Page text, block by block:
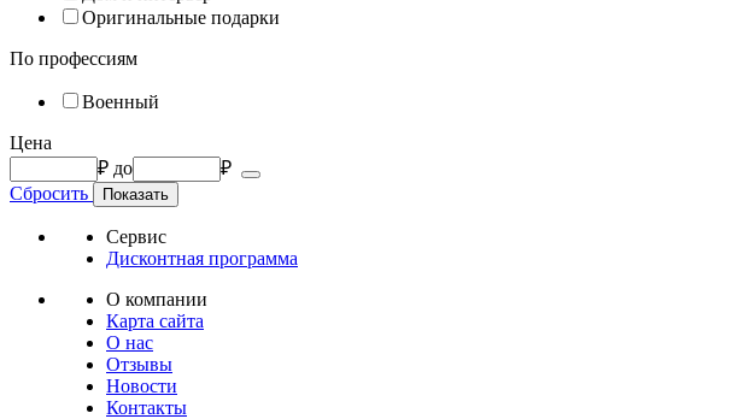
Оригинальные подарки
По профессиям
Военный
Цена
₽ до
₽
Сбросить
Сервис
Дисконтная программа
О компании
Карта сайта
О нас
Отзывы
Новости
Контакты